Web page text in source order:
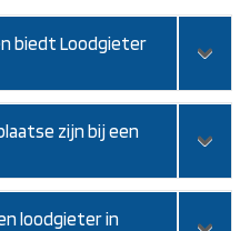
biedt Loodgieter
zijn bij een
loodgieter in